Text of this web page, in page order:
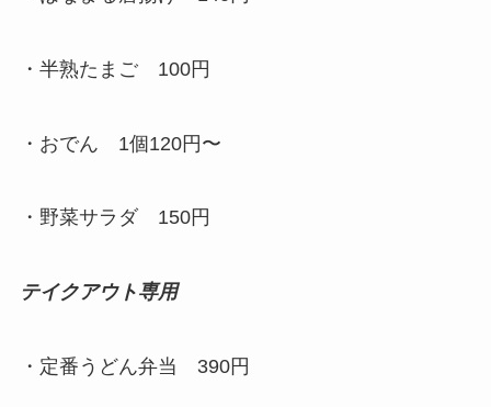
・半熟たまご 100円
・おでん 1個120円〜
・野菜サラダ 150円
テイクアウト専用
・定番うどん弁当 390円